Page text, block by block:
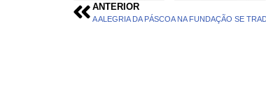
ANTERIOR